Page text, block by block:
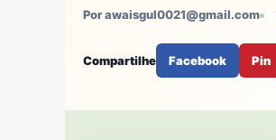
Por awaisgul0021@gmail.com
Compartilhe Facebook Pin